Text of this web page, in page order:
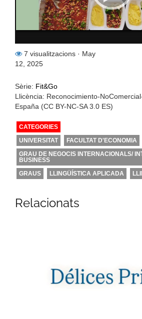
7 visualitzacions · May
12, 2025
Sèrie: Fit&Go
Llicència: Reconocimiento-
España (CC BY-NC-SA 3.0 ES)
CATEGORIES
UNIVERSITAT
FACULTAT D'ECONOMIA
GRAU DE NEGOCIS INTERNACIONALS/
BUSINESS
GRAUS
LLINGÜÍSTICA APLICADA
Relacionats